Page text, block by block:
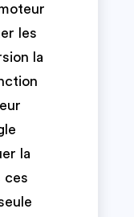
les
la
la
ces